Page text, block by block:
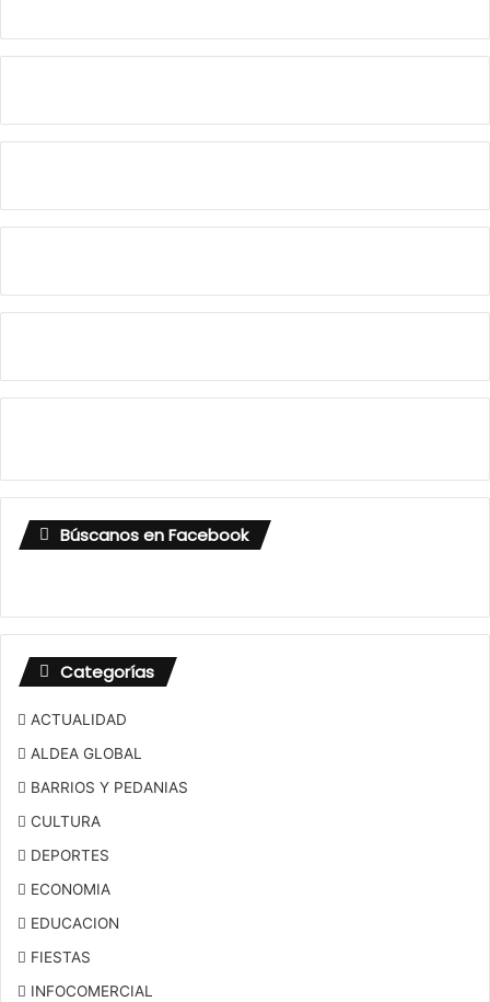
Búscanos en Facebook
Categorías
ACTUALIDAD
ALDEA GLOBAL
BARRIOS Y PEDANIAS
CULTURA
DEPORTES
ECONOMIA
EDUCACION
FIESTAS
INFOCOMERCIAL